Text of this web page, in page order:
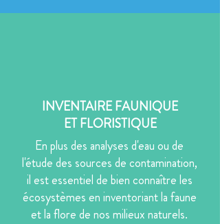
INVENTAIRE FAUNIQUE
ET FLORISTIQUE
En plus des analyses d'eau ou de
l'étude des sources de contamination,
il est essentiel de bien connaître les
écosystèmes en inventoriant la faune
et la flore de nos milieux naturels.